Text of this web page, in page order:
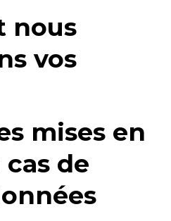
nous
vos
mises en
de